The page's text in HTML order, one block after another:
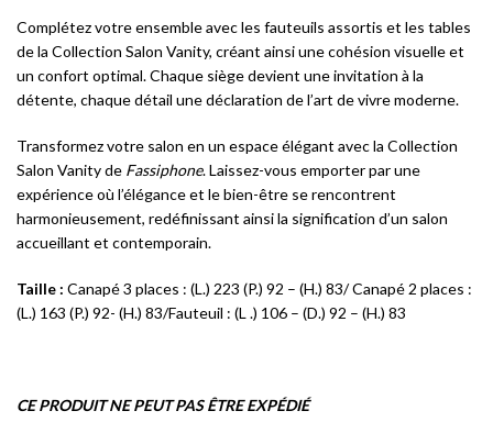
Complétez votre ensemble avec les fauteuils assortis et les tables
de la Collection Salon Vanity, créant ainsi une cohésion visuelle et
un confort optimal. Chaque siège devient une invitation à la
détente, chaque détail une déclaration de l’art de vivre moderne.
Transformez votre salon en un espace élégant avec la Collection
Salon Vanity de Fassiphone. Laissez-vous emporter par une
expérience où l’élégance et le bien-être se rencontrent
harmonieusement, redéfinissant ainsi la signification d’un salon
accueillant et contemporain.
Taille : Canapé 3 places : (L.) 223 (P.) 92 – (H.) 83/ Canapé 2 places :
(L.) 163 (P.) 92- (H.) 83/Fauteuil : (L .) 106 – (D.) 92 – (H.) 83
CE PRODUIT NE PEUT PAS ÊTRE EXPÉDIÉ